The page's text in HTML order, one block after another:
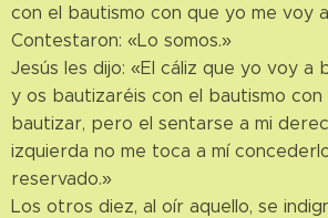
con el bautismo con que yo me voy
Contestaron: «Lo somos.»
Jesús les dijo: «El cáliz que yo voy a
y os bautizaréis con el bautismo
bautizar, pero el sentarse a mi
izquierda no me toca a mí
reservado.»
Los otros diez, al oír aquello, se